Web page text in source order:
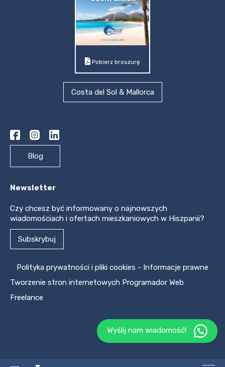
Wyślij nam wiadomość!
Pobierz broszurę
Costa del Sol & Mallorca
Blog
Newsletter
Czy chcesz być informowany o najnowszych
wiadomościach i ofertach mieszkaniowych w Hiszpanii?
Subskrybuj
Polityka prywatności i pliki cookies - Informacje prawne
Tworzenie stron internetowych Programador Web
Freelance